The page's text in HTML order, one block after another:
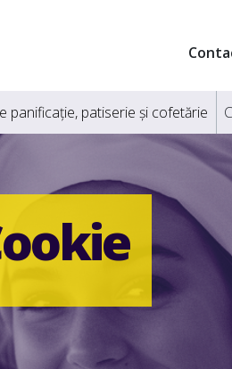
panificație, patiserie și cofetărie